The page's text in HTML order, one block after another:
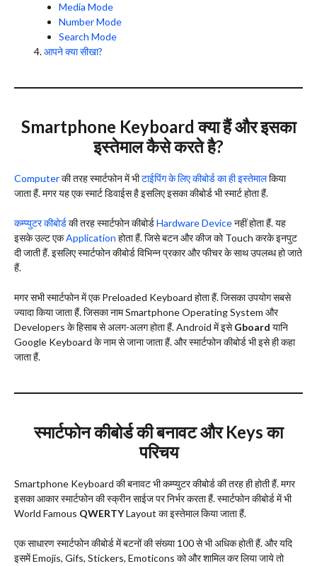
Media Mode
Number Mode
Search Mode
आपने क्या सीखा?
Smartphone Keyboard क्या हैं और इसका
इस्तेमाल कैसे करते है?
Computerकी तरह स्मार्टफोन में भीटाईपिंग के लिए कीबोर्ड का ही इस्तेमालकिया
जाता हैं. मगर यह एक स्मार्ट डिवाईस है इसलिए इसका कीबोर्ड भी स्मार्ट होता हैं.
कम्प्युटर कीबोर्डकी तरह स्मार्टफोन कीबोर्डHardware Deviceनहीं होता हैं. यह
इसके उल्ट एकApplication होता हैं. जिसे बटन और कीज को Touch करके इनपुट
दी जाती हैं. इसलिए स्मार्टफोन कीबोर्ड विभिन्न प्रकार और फीचर के साथ उपलब्ध हो जाते
हैं.
मगर सभी स्मार्टफोन में एक Preloaded Keyboard होता हैं. जिसका उपयोग सबसे
ज्यादा किया जाता हैं. जिसका नाम Smartphone Operating System और
Developers के हिसाब से अलग-अलग होता हैं. Android में इसेGboard यानि
Google Keyboard के नाम से जाना जाता हैं. और स्मार्टफोन कीबोर्ड भी इसे ही कहा
जाता हैं.
स्मार्टफोन कीबोर्ड की बनावट और Keys का
परिचय
Smartphone Keyboard की बनावट भी कम्प्युटर कीबोर्ड की तरह ही होती हैं. मगर
इसका आकार स्मार्टफोन की स्क्रीन साईज पर निर्भर करता हैं. स्मार्टफोन कीबोर्ड में भी
World Famous QWERTYLayout का इस्तेमाल किया जाता हैं.
एक साधारण स्मार्टफोन कीबोर्ड में बटनों की संख्या 100 से भी अधिक होती हैं. और यदि
इसमें Emojis, Gifs, Stickers, Emoticons को और शामिल कर लिया जाये तो